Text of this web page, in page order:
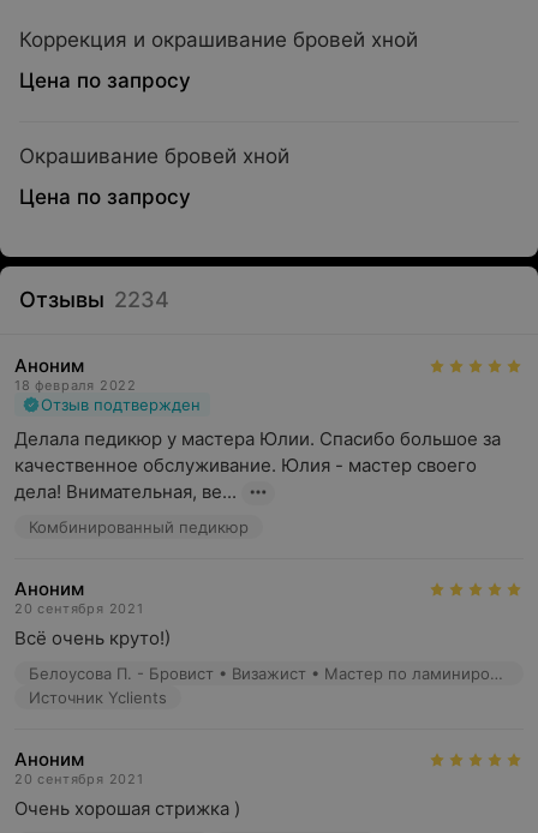
Коррекция и окрашивание бровей хной
Цена по запросу
Окрашивание бровей хной
Цена по запросу
Отзывы 2234
Аноним
18 февраля 2022
Отзыв подтвержден
Делала педикюр у мастера Юлии. Спасибо большое за
качественное обслуживание. Юлия - мастер своего
дела! Внимательная, ве...
Комбинированный педикюр
Аноним
20 сентября 2021
Всё очень круто!)
Белоусова П. - Бровист • Визажист • Мастер по ламинированию ресниц • Мастер перманентного макияжа
Источник Yclients
Аноним
20 сентября 2021
Очень хорошая стрижка )